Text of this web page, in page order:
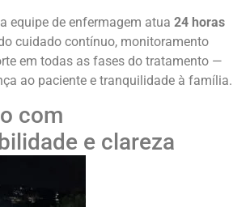
equipe de enfermagem atua 24 horas
cuidado contínuo, monitoramento
em todas as fases do tratamento —
ao paciente e tranquilidade à família.
com
e clareza